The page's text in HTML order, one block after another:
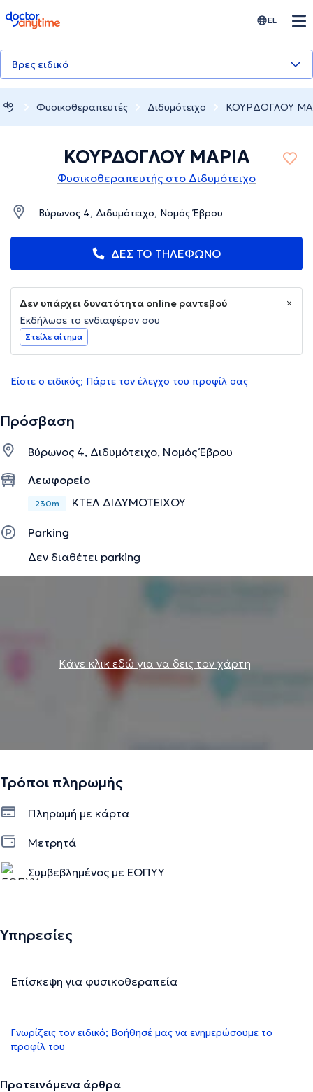
doctoranytime EL
Βρες ειδικό
Φυσικοθεραπευτές Διδυμότειχο ΚΟΥΡΔΟΓΛΟΥ
ΚΟΥΡΔΟΓΛΟΥ ΜΑΡΙΑ
Φυσικοθεραπευτής στο Διδυμότειχο
Βύρωνος 4, Διδυμότειχο, Νομός Έβρου
ΔΕΣ ΤΟ ΤΗΛΕΦΩΝΟ
Δεν υπάρχει δυνατότητα online ραντεβού
Εκδήλωσε το ενδιαφέρον σου
Στείλε αίτημα
Είστε ο ειδικός; Πάρτε τον έλεγχο του προφίλ σας
Πρόσβαση
Βύρωνος 4, Διδυμότειχο, Νομός Έβρου
Λεωφορείο
230m ΚΤΕΛ ΔΙΔΥΜΟΤΕΙΧΟΥ
Parking
Δεν διαθέτει parking
Κάνε κλικ εδώ για να δεις τον χάρτη
Τρόποι πληρωμής
Πληρωμή με κάρτα
Μετρητά
Συμβεβλημένος με ΕΟΠΥΥ
Υπηρεσίες
Επίσκεψη για φυσικοθεραπεία
Γνωρίζεις τον ειδικό; Βοήθησέ μας να ενημερώσουμε το
προφίλ του
Προτεινόμενα άρθρα